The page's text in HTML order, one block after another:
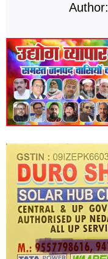
Author: